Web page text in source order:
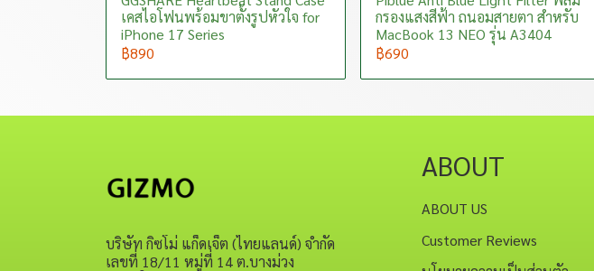
เคสไอโฟนพร้อมขาตั้งรูปหัวใจ for
iPhone 17 Series
฿890
กรองแสงสีฟ้า ถนอมสายตา สำหรับ
MacBook 13 NEO รุ่น A3404
฿690
บริษัท กิซโม่ แก็ดเจ็ต (ไทยแลนด์) จำกัด
เลขที่ 18/11 หมู่ที่ 14 ต.บางม่วง
ABOUT
ABOUT US
Customer Reviews